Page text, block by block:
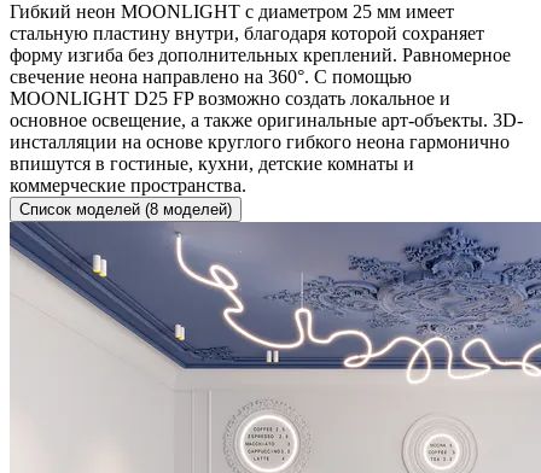
Гибкий неон MOONLIGHT с диаметром 25 мм имеет
стальную пластину внутри, благодаря которой сохраняет
форму изгиба без дополнительных креплений. Равномерное
свечение неона направлено на 360°. С помощью
MOONLIGHT D25 FP возможно создать локальное и
основное освещение, а также оригинальные арт-объекты. 3D-
инсталляции на основе круглого гибкого неона гармонично
впишутся в гостиные, кухни, детские комнаты и
коммерческие пространства.
Список моделей (8 моделей)